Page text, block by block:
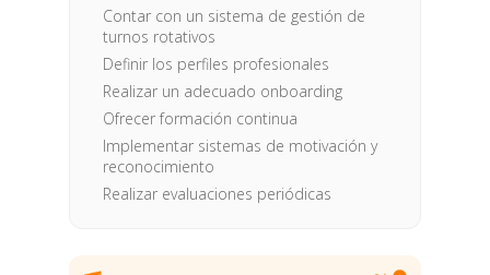
Contar con un sistema de gestión de
turnos rotativos
Definir los perfiles profesionales
Realizar un adecuado onboarding
Ofrecer formación continua
Implementar sistemas de motivación y
reconocimiento
Realizar evaluaciones periódicas